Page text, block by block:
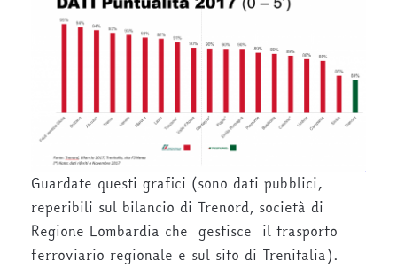
Guardate questi grafici (sono dati pubblici,
reperibili sul bilancio di Trenord, società di
Regione Lombardia che gestisce il trasporto
ferroviario regionale e sul sito di Trenitalia).